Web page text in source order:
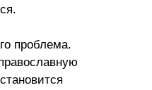
проблема.